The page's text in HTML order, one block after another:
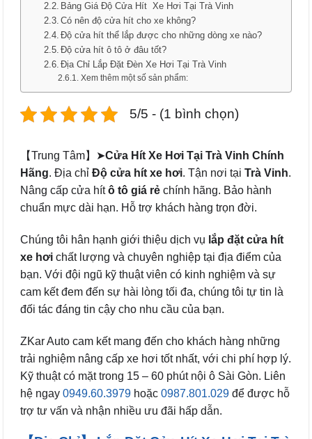
Bảng Giá Độ Cửa Hít Xe Hơi Tại Trà Vinh
Có nên độ cửa hít cho xe không?
Độ cửa hít thể lắp được cho những dòng xe nào?
Độ cửa hít ô tô ở đâu tốt?
Địa Chỉ Lắp Đặt Đèn Xe Hơi Tại Trà Vinh
Xem thêm một số sản phẩm:
5/5 - (1 bình chọn)
【Trung Tâm】➤Cửa Hít Xe Hơi Tại Trà Vinh Chính
Hãng. Địa chỉ Độ cửa hít xe hơi. Tận nơi tại Trà Vinh.
Nâng cấp cửa hítô tô giá rẻ chính hãng. Bảo hành
chuẩn mực dài hạn. Hỗ trợ khách hàng trọn đời.
Chúng tôi hân hạnh giới thiệu dịch vụ lắp đặt cửa hít
xe hơi chất lượng và chuyên nghiệp tại địa điểm của
bạn. Với đội ngũ kỹ thuật viên có kinh nghiệm và sự
cam kết đem đến sự hài lòng tối đa, chúng tôi tự tin là
đối tác đáng tin cậy cho nhu cầu của bạn.
ZKar Auto cam kết mang đến cho khách hàng những
trải nghiệm nâng cấp xe hơi tốt nhất, với chi phí hợp lý.
Kỹ thuật có mặt trong 15 – 60 phút nội ô Sài Gòn. Liên
hệ ngay 0949.60.3979 hoặc 0987.801.029 để được hỗ
trợ tư vấn và nhận nhiều ưu đãi hấp dẫn.